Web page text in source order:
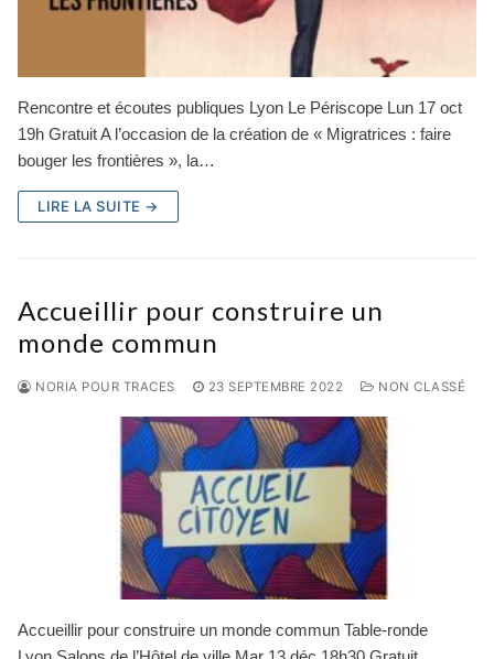
Rencontre et écoutes publiques Lyon Le Périscope Lun 17 oct
19h Gratuit A l’occasion de la création de « Migratrices : faire
bouger les frontières », la…
LIRE LA SUITE →
Accueillir pour construire un
monde commun
NORIA POUR TRACES 23 SEPTEMBRE 2022 NON CLASSÉ
Accueillir pour construire un monde commun Table-ronde